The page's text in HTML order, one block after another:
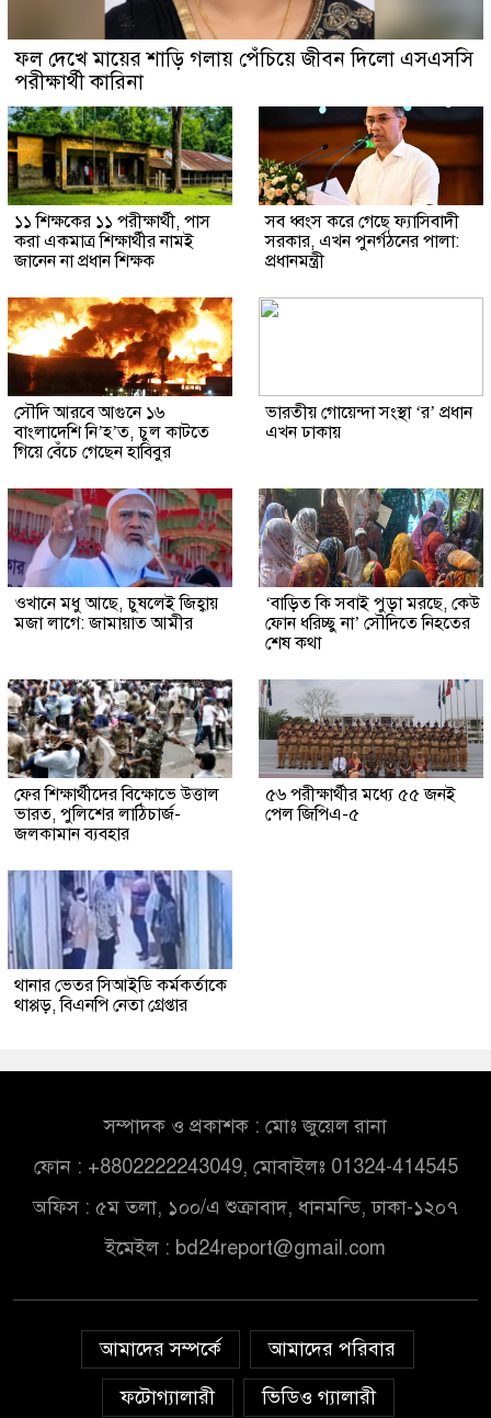
ফল দেখে মায়ের শাড়ি গলায় পেঁচিয়ে জীবন দিলো এসএসসি
পরীক্ষার্থী কারিনা
১১ শিক্ষকের ১১ পরীক্ষার্থী, পাস
করা একমাত্র শিক্ষার্থীর নামই
জানেন না প্রধান শিক্ষক
সব ধ্বংস করে গেছে ফ্যাসিবাদী
সরকার, এখন পুনর্গঠনের পালা:
প্রধানমন্ত্রী
সৌদি আরবে আগুনে ১৬
বাংলাদেশি নি’হ’ত, চুল কাটতে
গিয়ে বেঁচে গেছেন হাবিবুর
ভারতীয় গোয়েন্দা সংস্থা ‘র’ প্রধান
এখন ঢাকায়
ওখানে মধু আছে, চুষলেই জিহ্বায়
মজা লাগে: জামায়াত আমীর
‘বাড়িত কি সবাই পুড়া মরছে, কেউ
ফোন ধরিচ্ছু না’ সৌদিতে নিহতের
শেষ কথা
ফের শিক্ষার্থীদের বিক্ষোভে উত্তাল
ভারত, পুলিশের লাঠিচার্জ-
জলকামান ব্যবহার
৫৬ পরীক্ষার্থীর মধ্যে ৫৫ জনই
পেল জিপিএ-৫
থানার ভেতর সিআইডি কর্মকর্তাকে
থাপ্পড়, বিএনপি নেতা গ্রেপ্তার
সম্পাদক ও প্রকাশক : মোঃ জুয়েল রানা
ফোন : +8802222243049, মোবাইলঃ 01324-414545
অফিস : ৫ম তলা, ১০০/এ শুক্রাবাদ, ধানমন্ডি, ঢাকা-১২০৭
ইমেইল : bd24report@gmail.com
আমাদের সম্পর্কে
আমাদের পরিবার
ফটোগ্যালারী
ভিডিও গ্যালারী